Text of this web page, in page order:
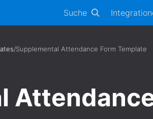
Suche
/Supplemental Attendance Form Template